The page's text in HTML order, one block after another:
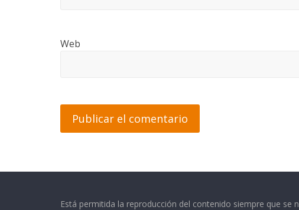
Web
Está permitida la reproducción del contenido siempre que se